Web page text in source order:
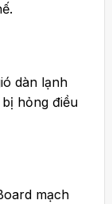
dàn lạnh
hỏng điều
mạch